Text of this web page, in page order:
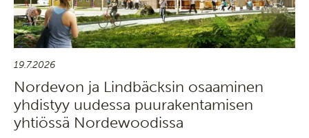
19.7.2026
Nordevon ja Lindbäcksin osaaminen
yhdistyy uudessa puurakentamisen
yhtiössä Nordewoodissa